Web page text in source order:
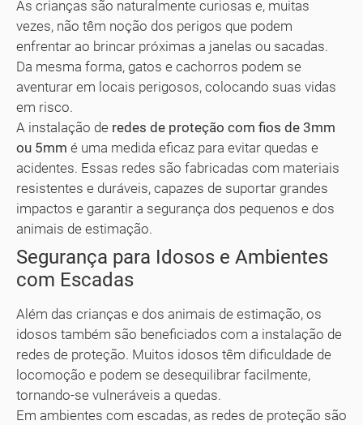
As crianças são naturalmente curiosas e, muitas
vezes, não têm noção dos perigos que podem
enfrentar ao brincar próximas a janelas ou sacadas.
Da mesma forma, gatos e cachorros podem se
aventurar em locais perigosos, colocando suas vidas
em risco.
A instalação de redes de proteção com fios de 3mm
ou 5mm é uma medida eficaz para evitar quedas e
acidentes. Essas redes são fabricadas com materiais
resistentes e duráveis, capazes de suportar grandes
impactos e garantir a segurança dos pequenos e dos
animais de estimação.
Segurança para Idosos e Ambientes
com Escadas
Além das crianças e dos animais de estimação, os
idosos também são beneficiados com a instalação de
redes de proteção. Muitos idosos têm dificuldade de
locomoção e podem se desequilibrar facilmente,
tornando-se vulneráveis a quedas.
Em ambientes com escadas, as redes de proteção são